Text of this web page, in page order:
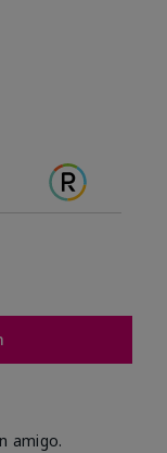
amigo.